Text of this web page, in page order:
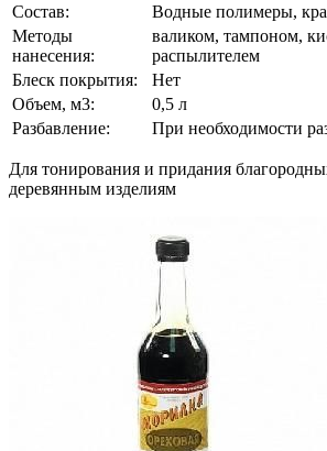
Состав:
Водные полимеры,
Методы
нанесения:
валиком, тампоном,
распылителем
Блеск покрытия:
Нет
Объем, м3:
0,5 л
Разбавление:
При необходимости
Для тонирования и придания
деревянным изделиям